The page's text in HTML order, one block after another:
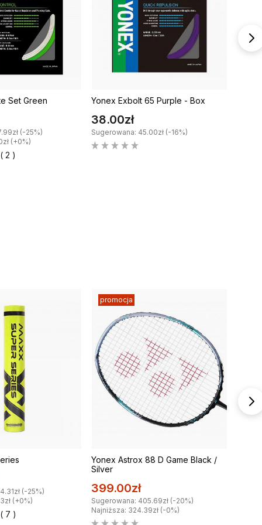
Set Green
(-25%)
(+0%)
( 2 )
Yonex Exbolt 65 Purple - Box
38.00zł
Sugerowana: 45.00zł (-16%)
(-25%)
(+0%)
( 7 )
promocja
Yonex Astrox 88 D Game Black /
Silver
399.00zł
Sugerowana: 405.69zł (-20%)
Najniższa: 324.39zł (-0%)